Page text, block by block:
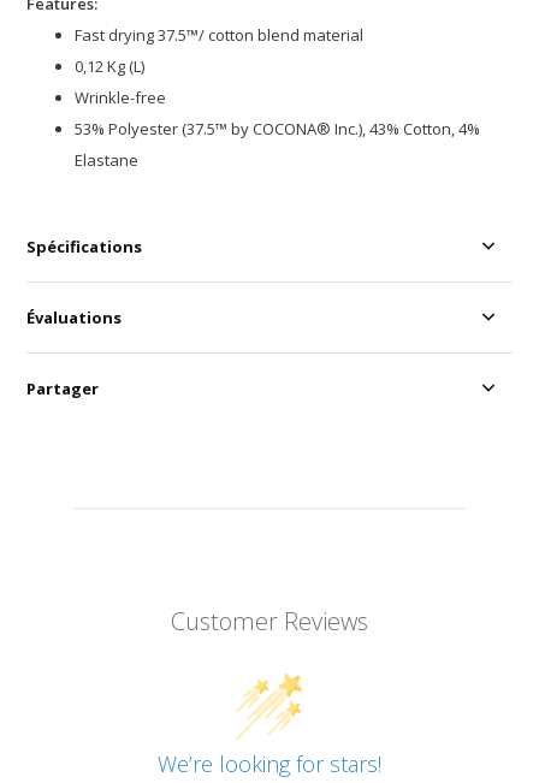
Fast drying 37.5™/ cotton blend material
0,12 Kg (L)
Wrinkle-free
53% Polyester (37.5™ by COCONA® Inc.), 43% Cotton, 4%
Elastane
Spécifications
Customer Reviews
We’re looking for stars!
Évaluations
Partager